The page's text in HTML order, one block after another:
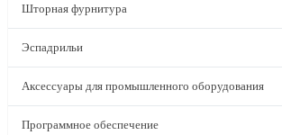
Шторная фурнитура
Эспадрильи
Аксессуары для промышленного оборудования
Программное обеспечение